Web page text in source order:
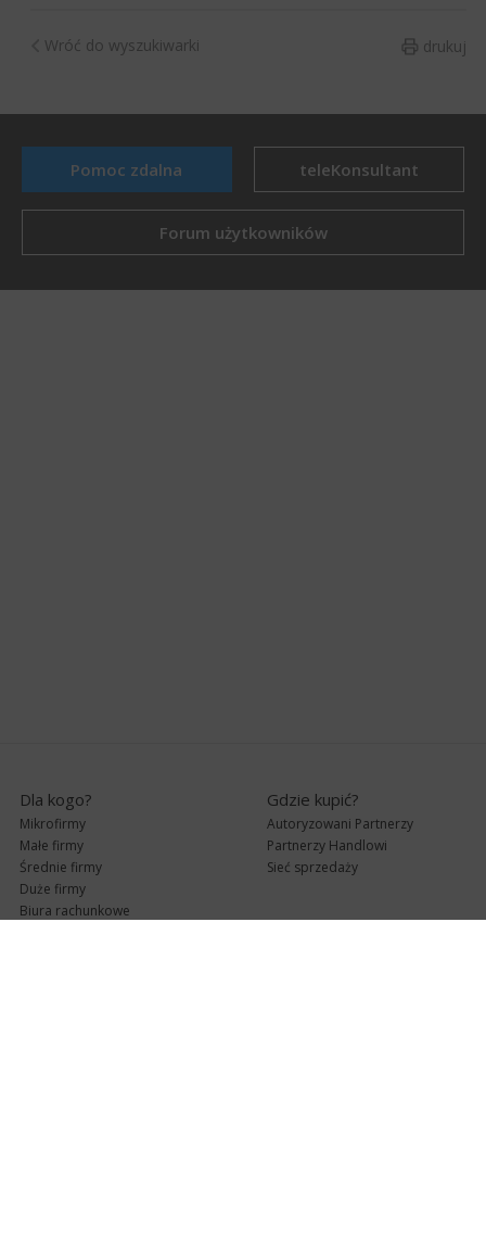
drukuj
Wróć do wyszukiwarki
Pomoc zdalna teleKonsultant
Forum użytkowników
Dla kogo?
Mikrofirmy
Małe firmy
Średnie firmy
Duże firmy
Biura rachunkowe
Gdzie kupić?
Autoryzowani Partnerzy
Partnerzy Handlowi
Sieć sprzedaży